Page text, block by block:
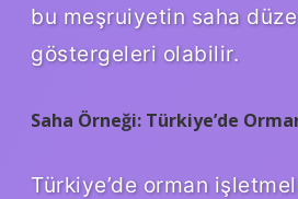
bu meşruiyetin saha
göstergeleri olabilir.
Saha Örneği: Türkiye’de
Türkiye’de orman